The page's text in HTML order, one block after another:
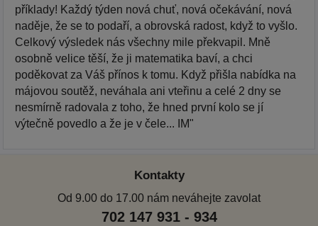
příklady! Každý týden nová chuť, nová očekávání, nová
naděje, že se to podaří, a obrovská radost, když to vyšlo.
Celkový výsledek nás všechny mile překvapil. Mně
osobně velice těší, že ji matematika baví, a chci
poděkovat za Váš přínos k tomu. Když přišla nabídka na
májovou soutěž, neváhala ani vteřinu a celé 2 dny se
nesmírně radovala z toho, že hned první kolo se jí
výtečně povedlo a že je v čele... IM"
Kontakty
Od 9.00 do 17.00 nám neváhejte zavolat
702 147 931 - 934